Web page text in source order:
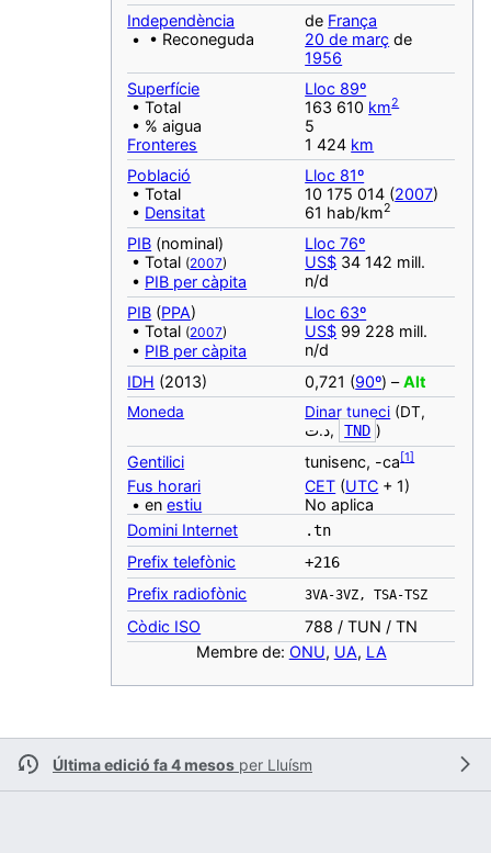
Independència
• • Reconeguda
de França
20 de març de
1956
Superfície
• Total
• % aigua
Fronteres
Lloc 89º
163 610 km2
5
1 424 km
Població
• Total
• Densitat
Lloc 81º
10 175 014 (2007)
61 hab/km2
PIB (nominal)
• Total (2007)
• PIB per càpita
Lloc 76º
US$ 34 142 mill.
n/d
PIB (PPA)
• Total (2007)
• PIB per càpita
Lloc 63º
US$ 99 228 mill.
n/d
IDH (2013) 0,721 (90º) –Alt
Moneda Dinar tuneci (DT,
د.ت,
TND )
‎Gentilici tunisenc, -ca[1]
Fus horari
• enestiu
CET (UTC + 1)
No aplica
Domini Internet
.tn
Prefix telefònic +216
Prefix radiofònic 3VA-3VZ, TSA-TSZ
Còdic ISO
788 / TUN / TN
Membre de: ONU, UA, LA
Última edició fa 4 mesos per Lluísm